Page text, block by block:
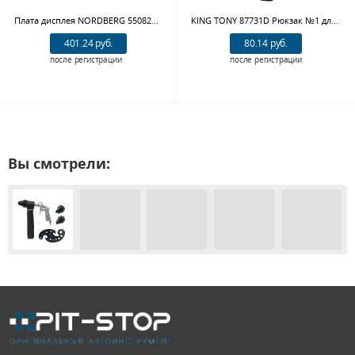
401.24 руб.
после регистрации
80.14 руб.
после регистрации
Вы смотрели: